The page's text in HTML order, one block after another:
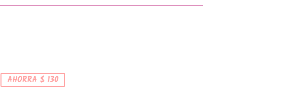
Precio
Precio
AHORRA $ 130